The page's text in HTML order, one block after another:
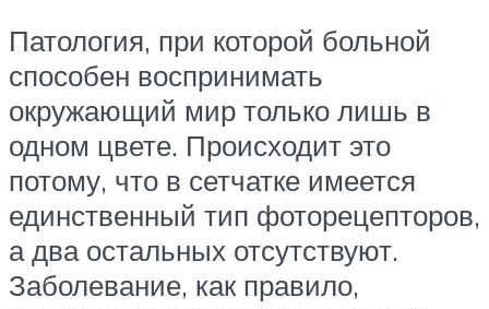
Патология, при которой больной
способен воспринимать
окружающий мир только лишь в
одном цвете. Происходит это
потому, что в сетчатке имеется
единственный тип фоторецепторов,
а два остальных отсутствуют.
Заболевание, как правило,